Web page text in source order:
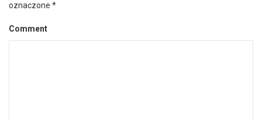
oznaczone *
Comment